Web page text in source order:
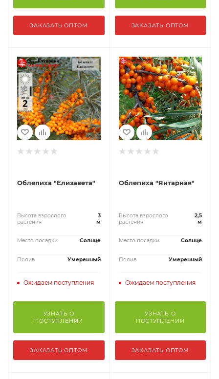
ЗАКАЗАТЬ ОПТОМ ЗАКАЗАТЬ ОПТОМ
Облепиха "Елизавета"
Высота взрослого
растения
3
м
Место посадки Солнце
Полив Умеренный
Ожидаем поступления
УЗНАТЬ О
ПОСТУПЛЕНИИ
ЗАКАЗАТЬ ОПТОМ
Облепиха "Янтарная"
Высота взрослого
растения
2,5
м
Место посадки Солнце
Полив Умеренный
Ожидаем поступления
УЗНАТЬ О
ПОСТУПЛЕНИИ
ЗАКАЗАТЬ ОПТОМ